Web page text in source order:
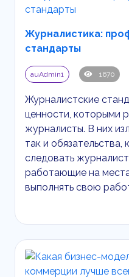
Журналистика:
стандарты
auAdmin1 1670
Журналистские
ценности, которыми
журналисты. В них
так и
следовать
работающие на
выполнять свою